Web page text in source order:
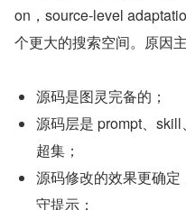
on，source-level
个更大的搜索空间。原因
源码是图灵完备的；
源码层是 prompt、
超集；
源码修改的效果更确
守提示；